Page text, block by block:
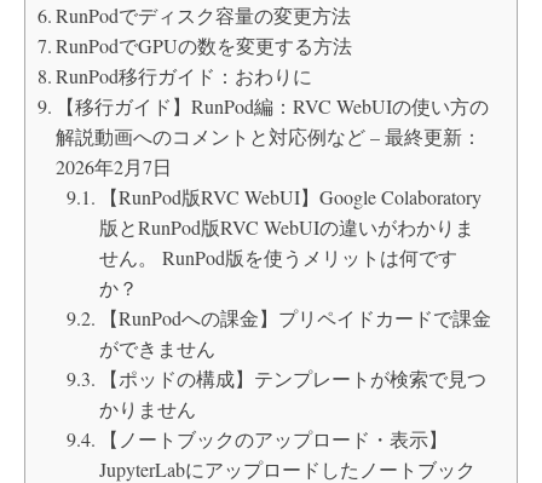
RunPodでディスク容量の変更方法
RunPodでGPUの数を変更する方法
RunPod移行ガイド：おわりに
【移行ガイド】RunPod編：RVC WebUIの使い方の
解説動画へのコメントと対応例など – 最終更新：
2026年2月7日
【RunPod版RVC WebUI】Google Colaboratory
版とRunPod版RVC WebUIの違いがわかりま
せん。 RunPod版を使うメリットは何です
か？
【RunPodへの課金】プリペイドカードで課金
ができません
【ポッドの構成】テンプレートが検索で見つ
かりません
【ノートブックのアップロード・表示】
JupyterLabにアップロードしたノートブック